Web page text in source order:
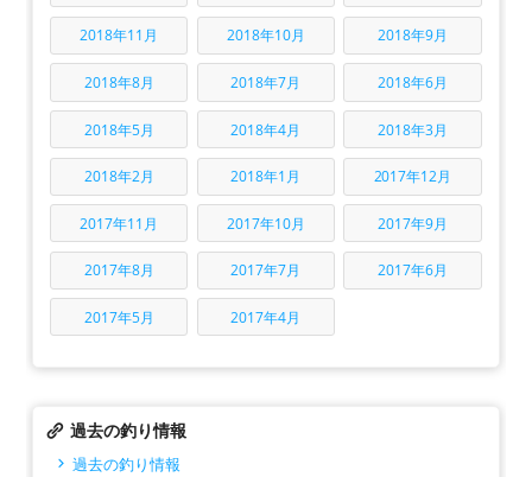
2018年11月 2018年10月 2018年9月
2018年8月 2018年7月 2018年6月
2018年5月 2018年4月 2018年3月
2018年2月 2018年1月 2017年12月
2017年11月 2017年10月 2017年9月
2017年8月 2017年7月 2017年6月
2017年5月 2017年4月
過去の釣り情報
過去の釣り情報